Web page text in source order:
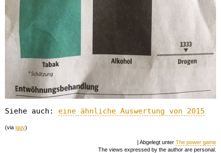
Siehe auch: eine ähnliche Auswertung von 2015
(via iggy)
| Abgelegt unter The power game
The views expressed by the author are personal.